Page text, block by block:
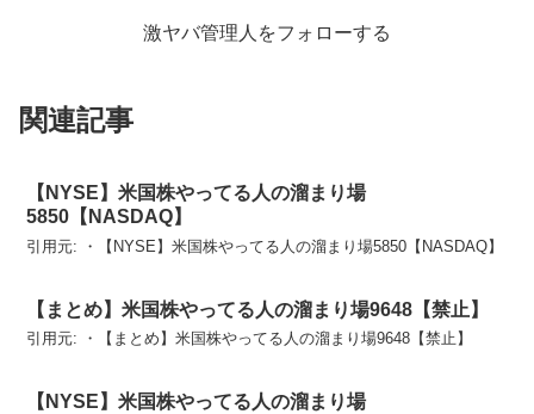
激ヤバ管理人をフォローする
関連記事
【NYSE】米国株やってる人の溜まり場
5850【NASDAQ】
引用元: ・【NYSE】米国株やってる人の溜まり場5850【NASDAQ】
【まとめ】米国株やってる人の溜まり場9648【禁止】
引用元: ・【まとめ】米国株やってる人の溜まり場9648【禁止】
【NYSE】米国株やってる人の溜まり場